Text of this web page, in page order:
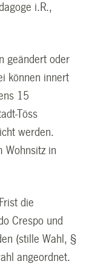
i.R.,
geändert oder
können innert
15
Töss
werden.
Wohnsitz in
die
Crespo und
(stille Wahl, §
angeordnet.